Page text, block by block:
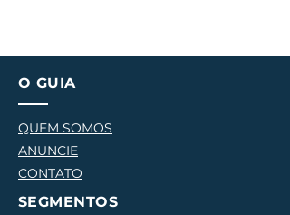
O GUIA
QUEM SOMOS
ANUNCIE
CONTATO
SEGMENTOS